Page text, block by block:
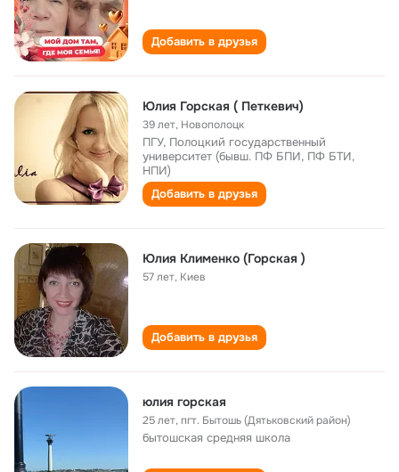
Добавить в друзья
Юлия Горская ( Петкевич)
39 лет, Новополоцк
ПГУ, Полоцкий государственный
университет (бывш. ПФ БПИ, ПФ БТИ,
НПИ)
Добавить в друзья
Юлия Клименко (Горская )
57 лет, Киев
Добавить в друзья
юлия горская
25 лет,пгт. Бытошь (Дятьковский район)
бытошская cредняя школа